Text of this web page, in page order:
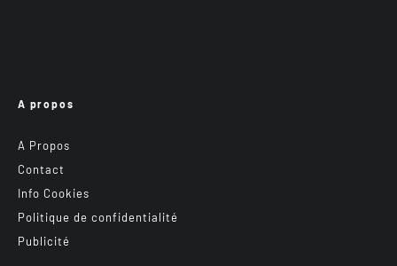
A propos
A Propos
Contact
Info Cookies
Politique de confidentialité
Publicité